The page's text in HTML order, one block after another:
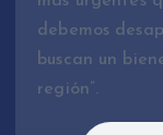
debemos
buscan un
región”.